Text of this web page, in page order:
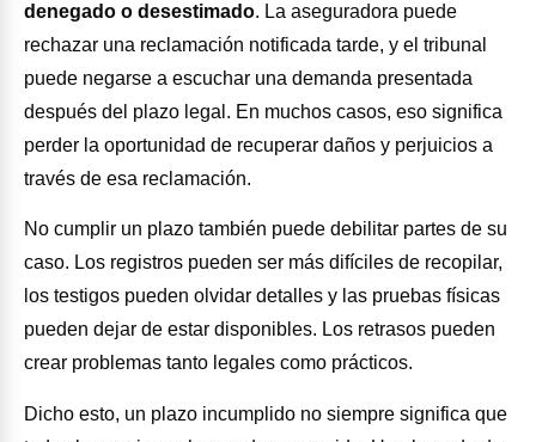
denegado o desestimado. La aseguradora puede
rechazar una reclamación notificada tarde, y el tribunal
puede negarse a escuchar una demanda presentada
después del plazo legal. En muchos casos, eso significa
perder la oportunidad de recuperar daños y perjuicios a
través de esa reclamación.
No cumplir un plazo también puede debilitar partes de su
caso. Los registros pueden ser más difíciles de recopilar,
los testigos pueden olvidar detalles y las pruebas físicas
pueden dejar de estar disponibles. Los retrasos pueden
crear problemas tanto legales como prácticos.
Dicho esto, un plazo incumplido no siempre significa que